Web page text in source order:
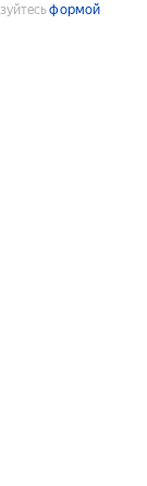
формой